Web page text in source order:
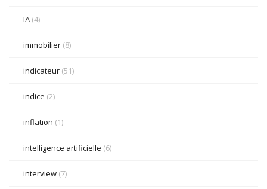
IA (4)
immobilier (8)
indicateur (51)
indice (2)
inflation (1)
intelligence artificielle (6)
interview (7)